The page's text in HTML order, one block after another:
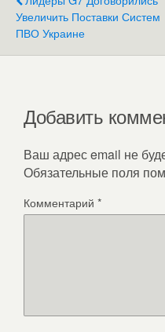
Увеличить Поставки Систем
ПВО Украине
Добавить
Ваш адрес email не
Обязательные поля
Комментарий *